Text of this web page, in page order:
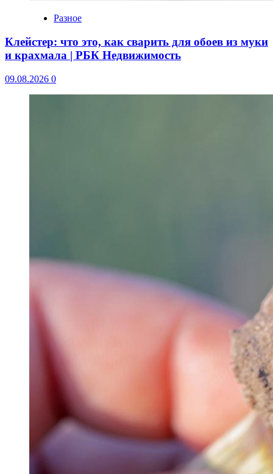
Разное
Клейстер: что это, как сварить для обоев из муки
и крахмала | РБК Недвижимость
09.08.2026 0